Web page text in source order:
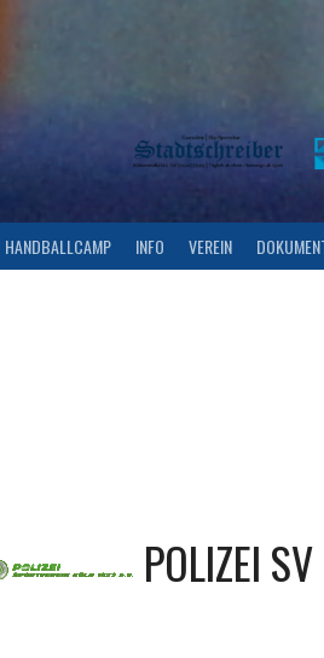
HANDBALLCAMP INFO VEREIN
POLIZEI